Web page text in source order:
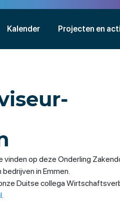
Kalender Projecten en
vinden op deze Onderling
in Emmen.
Duitse collega
.